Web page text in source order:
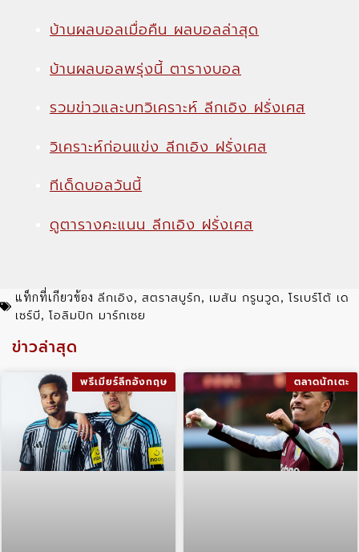
บ้านผลบอลเมื่อคืน ผลบอลล่าสุด
บ้านผลบอลพรุ่งนี้ ตารางบอล
รวมข่าวและบทวิเคราะห์ ลีกเอิง ฝรั่งเศส
วิเคราะห์ก่อนแข่ง ลีกเอิง ฝรั่งเศส
ทีเด็ดบอลวันนี้
ดูตารางคะแนน ลีกเอิง ฝรั่งเศส
แท็กที่เกียวข้อง ลีกเอิง, สตราสบูร์ก, เมสัน กรูนวูด, โรเบร์โต้ เด
เซร์บี, โอลิมปิก มาร์กเซย
ข่าวล่าสุด
พรีเมียร์ลีกอังกฤษ ตลาดนักเตะ